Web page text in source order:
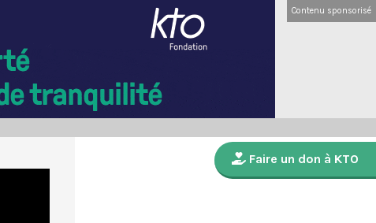
Contenu sponsorisé
Faire un don à KTO